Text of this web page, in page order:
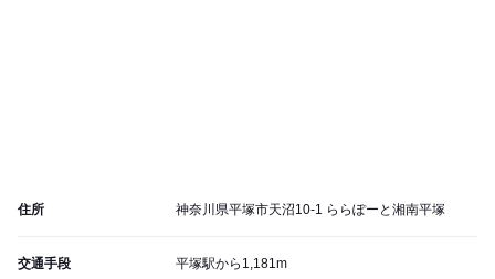
住所 神奈川県平塚市天沼10-1 ららぽーと湘南平塚
交通手段 平塚駅から1,181m